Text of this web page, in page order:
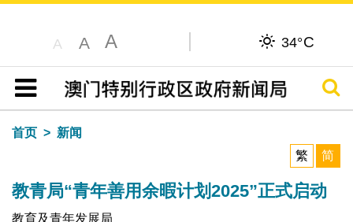
A A A 34°C
目录
搜寻
首页
新闻
繁
简
教青局“青年善用余暇计划2025”正式启动
教育及青年发展局